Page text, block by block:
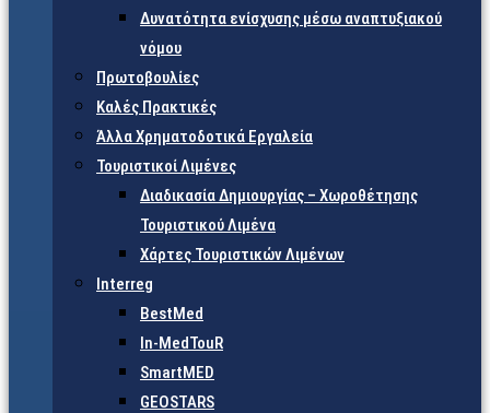
Δυνατότητα ενίσχυσης μέσω αναπτυξιακού
νόμου
Πρωτοβουλίες
Καλές Πρακτικές
Άλλα Χρηματοδοτικά Εργαλεία
Τουριστικοί Λιμένες
Διαδικασία Δημιουργίας – Χωροθέτησης
Τουριστικού Λιμένα
Χάρτες Τουριστικών Λιμένων
Interreg
BestMed
In-MedTouR
SmartMED
GEOSTARS